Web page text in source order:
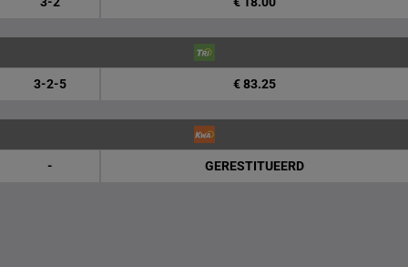
3-2-5 € 83.25
- GERESTITUEERD